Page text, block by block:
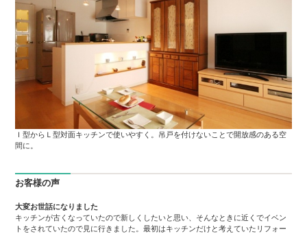
Ｉ型からＬ型対面キッチンで使いやすく。吊戸を付けないことで開放感のある空
間に。
お客様の声
大変お世話になりました
キッチンが古くなっていたので新しくしたいと思い、そんなときに近くでイベン
トをされていたので見に行きました。最初はキッチンだけと考えていたリフォー